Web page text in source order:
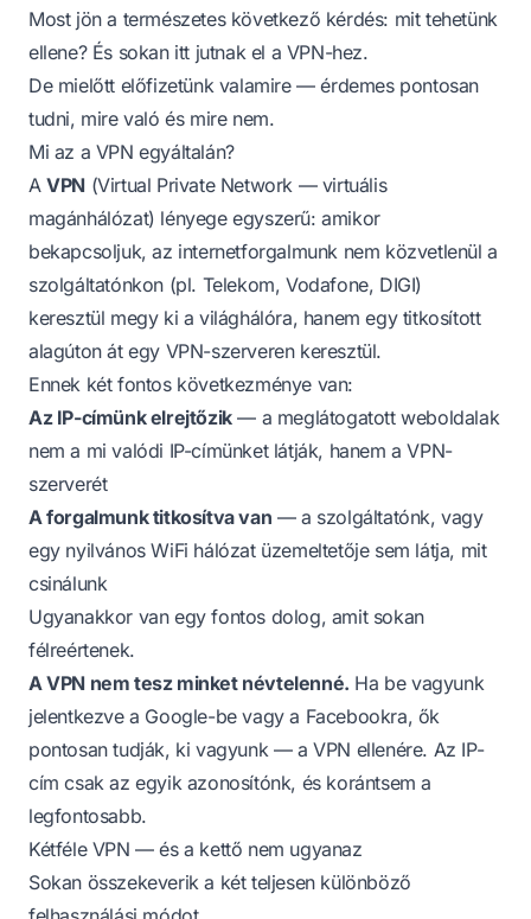
Most jön a természetes következő kérdés: mit tehetünk
ellene? És sokan itt jutnak el a VPN-hez.
De mielőtt előfizetünk valamire — érdemes pontosan
tudni, mire való és mire nem.
Mi az a VPN egyáltalán?
AVPN (Virtual Private Network — virtuális
magánhálózat) lényege egyszerű: amikor
bekapcsoljuk, az internetforgalmunk nem közvetlenül a
szolgáltatónkon (pl. Telekom, Vodafone, DIGI)
keresztül megy ki a világhálóra, hanem egy titkosított
alagúton át egy VPN-szerveren keresztül.
Ennek két fontos következménye van:
Az IP-címünk elrejtőzik— a meglátogatott weboldalak
nem a mi valódi IP-címünket látják, hanem a VPN-
szerverét
A forgalmunk titkosítva van — a szolgáltatónk, vagy
egy nyilvános WiFi hálózat üzemeltetője sem látja, mit
csinálunk
Ugyanakkor van egy fontos dolog, amit sokan
félreértenek.
A VPN nem tesz minket névtelenné. Ha be vagyunk
jelentkezve a Google-be vagy a Facebookra, ők
pontosan tudják, ki vagyunk — a VPN ellenére. Az IP-
cím csak az egyik azonosítónk, és korántsem a
legfontosabb.
Kétféle VPN — és a kettő nem ugyanaz
Sokan összekeverik a két teljesen különböző